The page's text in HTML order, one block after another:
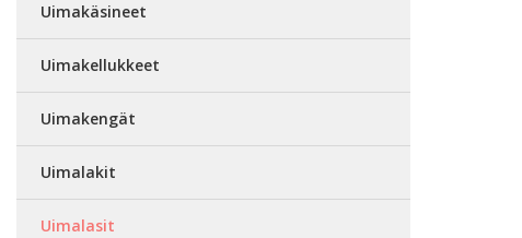
Uimakäsineet
Uimakellukkeet
Uimakengät
Uimalakit
Uimalasit